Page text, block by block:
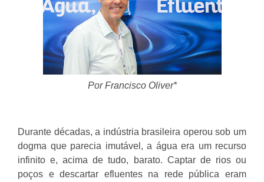
Por Francisco Oliver*
Durante décadas, a indústria brasileira operou sob um
dogma que parecia imutável, a água era um recurso
infinito e, acima de tudo, barato. Captar de rios ou
poços e descartar efluentes na rede pública eram